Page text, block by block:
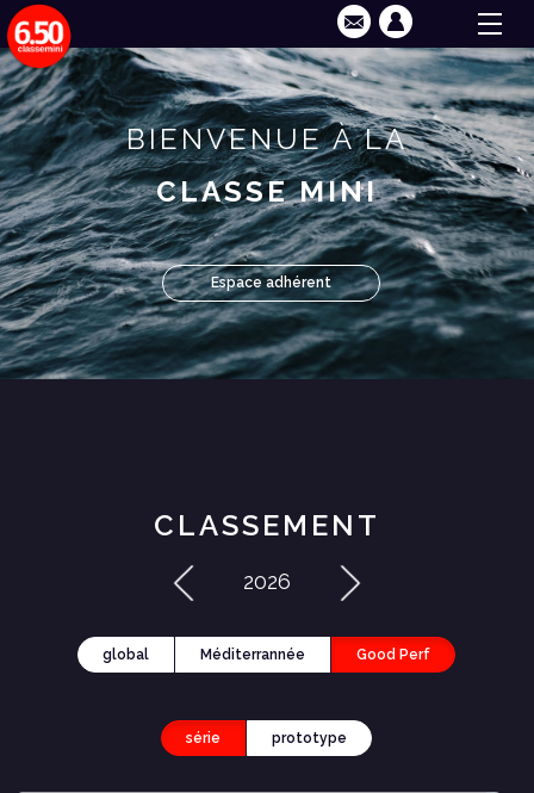
BIENVENUE À LA
CLASSE MINI
Espace adhérent
CLASSEMENT
2026
global Méditerrannée Good Perf
série prototype